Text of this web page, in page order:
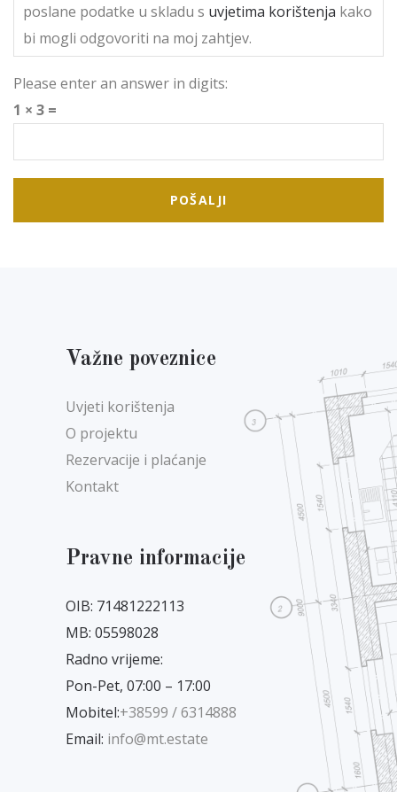
poslane podatke u skladu s uvjetima korištenja kako
bi mogli odgovoriti na moj zahtjev.
Please enter an answer in digits:
1 × 3 =
Važne poveznice
Uvjeti korištenja
O projektu
Rezervacije i plaćanje
Kontakt
Pravne informacije
OIB: 71481222113
MB: 05598028
Radno vrijeme:
Pon-Pet, 07:00 – 17:00
Mobitel:+38599 / 6314888
Email: info@mt.estate